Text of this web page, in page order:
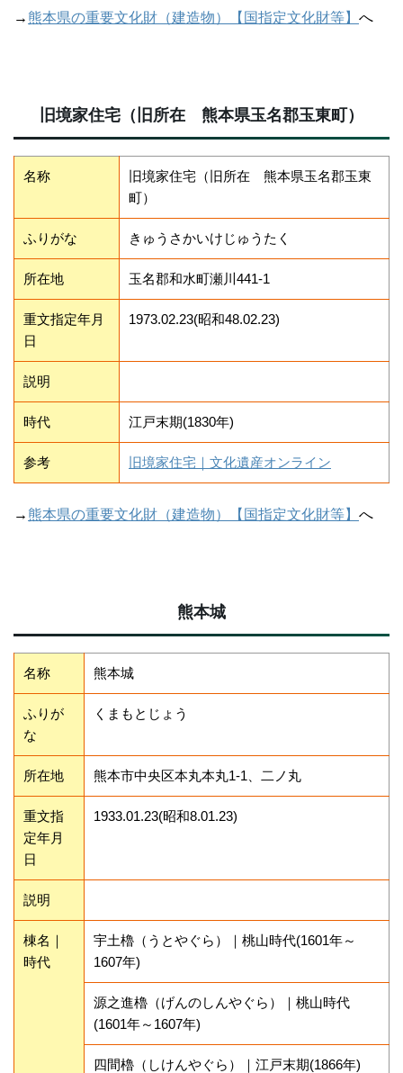
→ 熊本県の重要文化財（建造物）【国指定文化財等】 へ
旧境家住宅（旧所在 熊本県玉名郡玉東町）
名称
旧境家住宅（旧所在 熊本県玉名郡玉東
町）
ふりがな きゅうさかいけじゅうたく
所在地 玉名郡和水町瀬川441-1
重文指定年月
日
1973.02.23(昭和48.02.23)
説明
時代 江戸末期(1830年)
参考 旧境家住宅｜文化遺産オンライン
→ 熊本県の重要文化財（建造物）【国指定文化財等】 へ
熊本城
名称 熊本城
ふりが
な
くまもとじょう
所在地 熊本市中央区本丸本丸1-1、二ノ丸
重文指
定年月
日
1933.01.23(昭和8.01.23)
説明
棟名｜
時代
宇土櫓（うとやぐら）｜桃山時代(1601年～
1607年)
源之進櫓（げんのしんやぐら）｜桃山時代
(1601年～1607年)
四間櫓（しけんやぐら）｜江戸末期(1866年)